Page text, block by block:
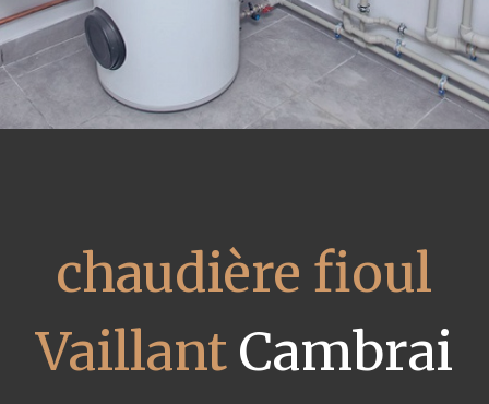
chaudière fioul
VaillantCambrai